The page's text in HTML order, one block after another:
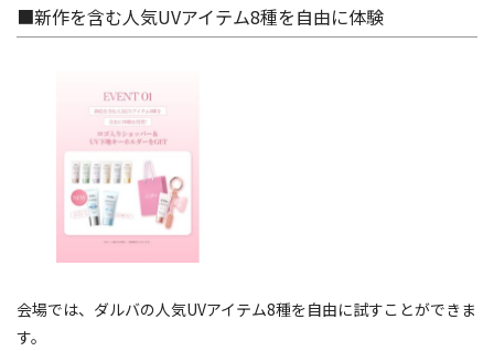
■新作を含む人気UVアイテム8種を自由に体験
会場では、ダルバの人気UVアイテム8種を自由に試すことができま
す。